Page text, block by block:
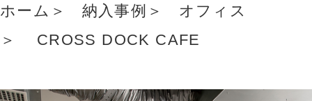
最新情報/ニュース
Japanese
ホーム 納入事例
オフィス
CROSS DOCK CAFE